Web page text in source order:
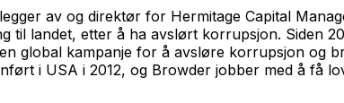
av og direktør for Hermitage Capital
til landet, etter å ha avslørt korrupsjon. Siden
global kampanje for å avsløre korrupsjon og
i USA i 2012, og Browder jobber med å få